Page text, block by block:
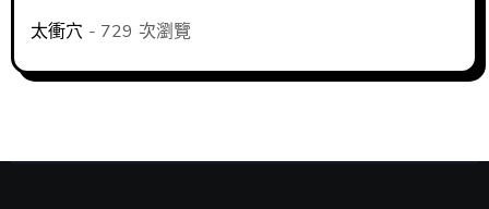
太衝穴 - 729 次瀏覽